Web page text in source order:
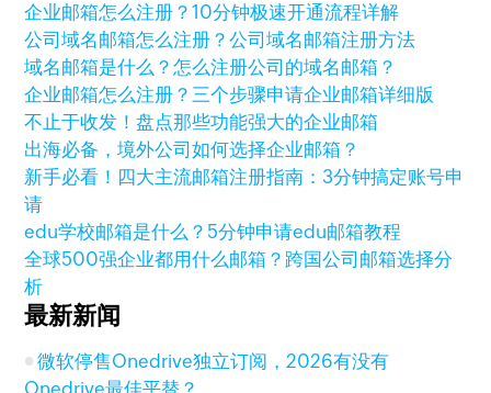
企业邮箱怎么注册？10分钟极速开通流程详解
公司域名邮箱怎么注册？公司域名邮箱注册方法
域名邮箱是什么？怎么注册公司的域名邮箱？
企业邮箱怎么注册？三个步骤申请企业邮箱详细版
不止于收发！盘点那些功能强大的企业邮箱
出海必备，境外公司如何选择企业邮箱？
新手必看！四大主流邮箱注册指南：3分钟搞定账号申
请
edu学校邮箱是什么？5分钟申请edu邮箱教程
全球500强企业都用什么邮箱？跨国公司邮箱选择分
析
最新新闻
微软停售Onedrive独立订阅，2026有没有
Onedrive最佳平替？